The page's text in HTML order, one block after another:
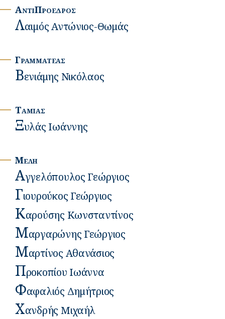
ΑντιΠροεδρος
ΛΑιμός Αντώνιος-Θωμάς
Γραμματεας
ΒΕνιάμης Νικόλαος
Tαμιας
ΞΥλάς Ιωάννης
Μελη
ΑΓγελόπουλος Γεώργιος
ΓΙουρούκος Γεώργιος
ΚΑρούσης Κωνσταντίνος
ΜΑργαρώνης Γεώργιος
ΜΑρτίνος Αθανάσιος
ΠΡοκοπίου Ιωάννα
ΦΑφαλιός Δημήτριος
ΧΑνδρής Μιχαήλ